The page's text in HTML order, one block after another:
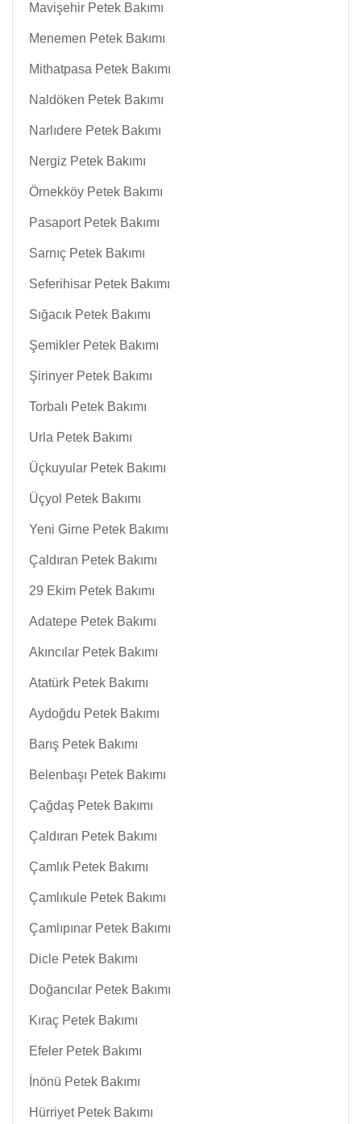
Mavişehir Petek Bakımı
Menemen Petek Bakımı
Mithatpasa Petek Bakımı
Naldöken Petek Bakımı
Narlıdere Petek Bakımı
Nergiz Petek Bakımı
Örnekköy Petek Bakımı
Pasaport Petek Bakımı
Sarnıç Petek Bakımı
Seferihisar Petek Bakımı
Sığacık Petek Bakımı
Şemikler Petek Bakımı
Şirinyer Petek Bakımı
Torbalı Petek Bakımı
Urla Petek Bakımı
Üçkuyular Petek Bakımı
Üçyol Petek Bakımı
Yeni Girne Petek Bakımı
Çaldıran Petek Bakımı
29 Ekim Petek Bakımı
Adatepe Petek Bakımı
Akıncılar Petek Bakımı
Atatürk Petek Bakımı
Aydoğdu Petek Bakımı
Barış Petek Bakımı
Belenbaşı Petek Bakımı
Çağdaş Petek Bakımı
Çaldıran Petek Bakımı
Çamlık Petek Bakımı
Çamlıkule Petek Bakımı
Çamlıpınar Petek Bakımı
Dicle Petek Bakımı
Doğancılar Petek Bakımı
Kıraç Petek Bakımı
Efeler Petek Bakımı
İnönü Petek Bakımı
Hürriyet Petek Bakımı